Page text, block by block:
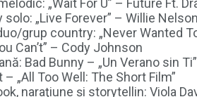
„Live Forever” – Willie Nelson
grup country: „Never Wanted
Can’t” – Cody Johnson
Bad Bunny – „Un Verano sin Ti”
„All Too Well: The Short Film”
naraţiune şi storytellin: Viola